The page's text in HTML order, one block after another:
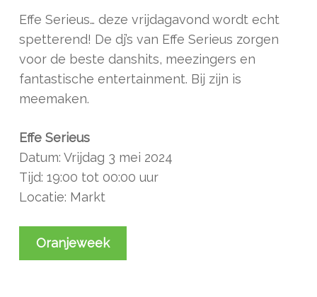
Effe Serieus… deze vrijdagavond wordt echt
spetterend! De dj’s van Effe Serieus zorgen
voor de beste danshits, meezingers en
fantastische entertainment. Bij zijn is
meemaken.
Effe Serieus
Datum: Vrijdag 3 mei 2024
Tijd: 19:00 tot 00:00 uur
Locatie: Markt
Oranjeweek